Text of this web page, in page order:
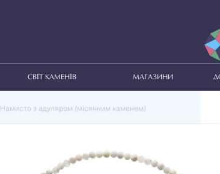
СВІТ КАМЕНІВ МАГАЗИНИ
Намисто з адуляром (місячним каменем)